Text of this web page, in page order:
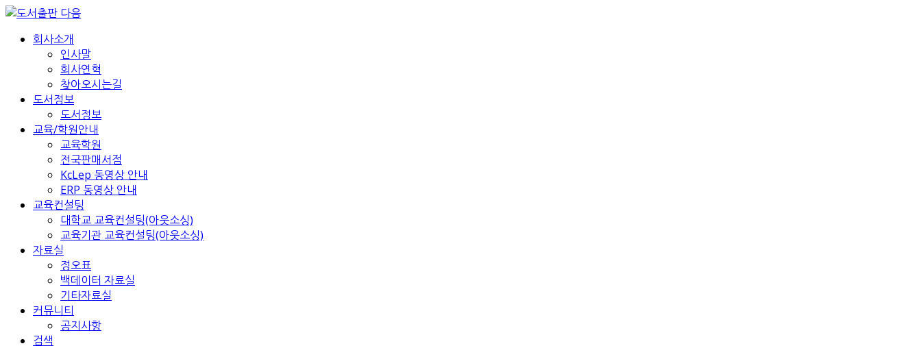
회사소개
인사말
회사연혁
찾아오시는길
도서정보
도서정보
교육/학원안내
교육학원
전국판매서점
KcLep 동영상 안내
ERP 동영상 안내
교육컨설팅
대학교 교육컨설팅(아웃소싱)
교육기관 교육컨설팅(아웃소싱)
자료실
정오표
백데이터 자료실
기타자료실
커뮤니티
공지사항
검색